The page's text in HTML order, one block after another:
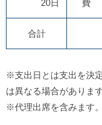
20日
費
合計
※支出日とは支出を決
は異なる場合があります
※代理出席を含みます。